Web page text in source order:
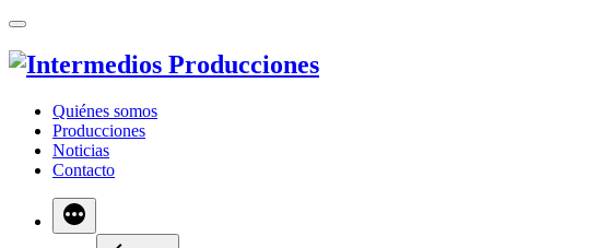
Quiénes somos
Producciones
Noticias
Contacto
Más